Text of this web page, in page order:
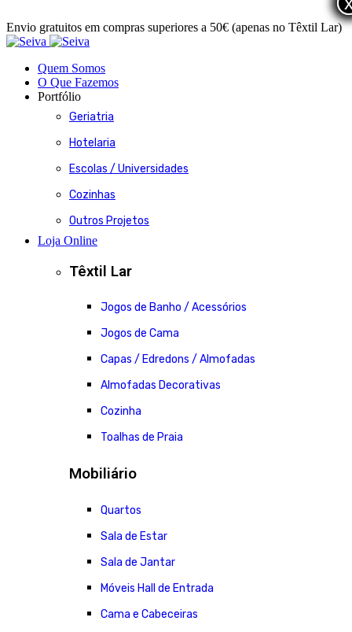
Envio gratuitos em compras superiores a 50€ (apenas no Têxtil Lar)
Quem Somos
O Que Fazemos
Portfólio
Geriatria
Hotelaria
Escolas / Universidades
Cozinhas
Outros Projetos
Loja Online
Têxtil Lar
Jogos de Banho / Acessórios
Jogos de Cama
Capas / Edredons / Almofadas
Almofadas Decorativas
Cozinha
Toalhas de Praia
Mobiliário
Quartos
Sala de Estar
Sala de Jantar
Móveis Hall de Entrada
Cama e Cabeceiras